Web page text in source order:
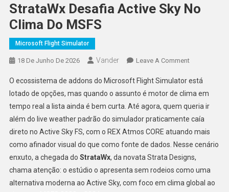
StrataWx Desafia Active Sky No
Clima Do MSFS
Microsoft Flight Simulator
18 De Junho De 2026 Vander Leave A CommentOn
Desafia
Active
Sky
No
Clima
Do
O ecossistema de addons do Microsoft Flight Simulator está
lotado de opções, mas quando o assunto é motor de clima em
tempo real a lista ainda é bem curta. Até agora, quem queria ir
além do live weather padrão do simulador praticamente caía
direto no Active Sky FS, com o REX Atmos CORE atuando mais
como afinador visual do que como fonte de dados. Nesse cenário
enxuto, a chegada do StrataWx, da novata Strata Designs,
chama atenção: o estúdio o apresenta sem rodeios como uma
alternativa moderna ao Active Sky, com foco em clima global ao